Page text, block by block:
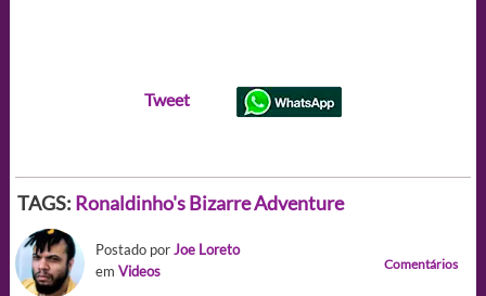
Tweet
TAGS: Ronaldinho's Bizarre Adventure
Postado porJoe Loreto
em Videos Comentários